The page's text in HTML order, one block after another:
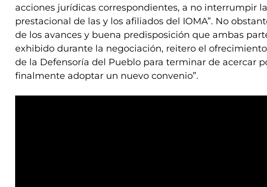
acciones jurídicas correspondientes, a no interrumpir
prestacional de las y los afiliados del IOMA”. No
de los avances y buena predisposición que ambas
exhibido durante la negociación, reitero el
de la Defensoría del Pueblo para terminar de acercar
finalmente adoptar un nuevo convenio”.